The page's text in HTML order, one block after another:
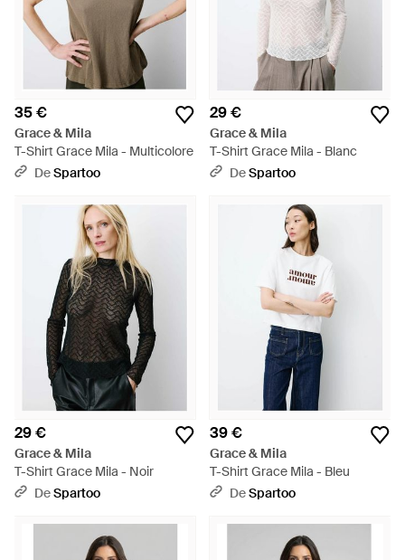
35 €
Grace & Mila
T-Shirt Grace Mila - Multicolore
DeSpartoo
29 €
Grace & Mila
T-Shirt Grace Mila - Blanc
DeSpartoo
29 €
Grace & Mila
T-Shirt Grace Mila - Noir
DeSpartoo
39 €
Grace & Mila
T-Shirt Grace Mila - Bleu
DeSpartoo